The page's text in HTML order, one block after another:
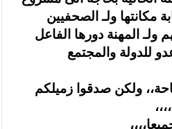
مكانتها ولـ الصحفيين
ولـ المهنة دورها الفاعل
للدولة والمجتمع
ولكن صدقوا زميلكم